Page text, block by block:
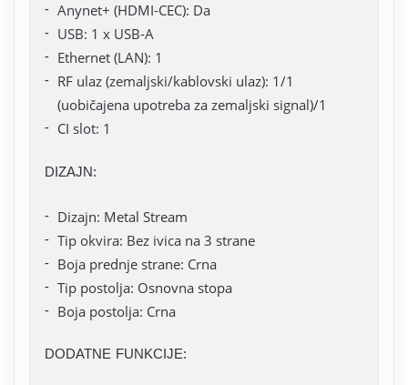
Anynet+ (HDMI-CEC): Da
USB: 1 x USB-A
Ethernet (LAN): 1
RF ulaz (zemaljski/kablovski ulaz): 1/1
(uobičajena upotreba za zemaljski signal)/1
CI slot: 1
DIZAJN:
Dizajn: Metal Stream
Tip okvira: Bez ivica na 3 strane
Boja prednje strane: Crna
Tip postolja: Osnovna stopa
Boja postolja: Crna
DODATNE FUNKCIJE: